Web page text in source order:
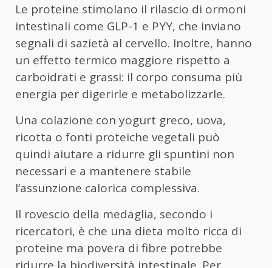
Le proteine stimolano il rilascio di ormoni
intestinali come GLP-1 e PYY, che inviano
segnali di sazietà al cervello. Inoltre, hanno
un effetto termico maggiore rispetto a
carboidrati e grassi: il corpo consuma più
energia per digerirle e metabolizzarle.
Una colazione con yogurt greco, uova,
ricotta o fonti proteiche vegetali può
quindi aiutare a ridurre gli spuntini non
necessari e a mantenere stabile
l’assunzione calorica complessiva.
Il rovescio della medaglia, secondo i
ricercatori, è che una dieta molto ricca di
proteine ma povera di fibre potrebbe
ridurre la biodiversità intestinale. Per